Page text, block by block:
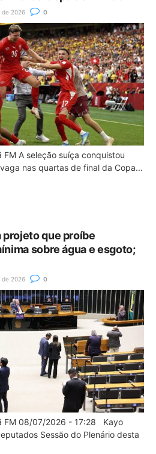
de 2026 0
FM A seleção suíça conquistou
nas quartas de final da Copa...
projeto que proíbe
sobre água e esgoto;
de 2026 0
FM 08/07/2026 - 17:28 Kayo
Sessão do Plenário desta